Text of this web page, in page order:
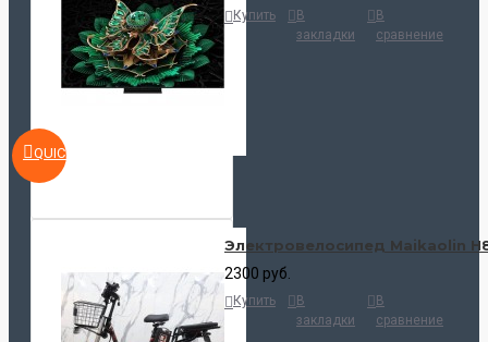
QUICKVIEW
Купить
В
закладки
В
сравнение
Электровелосипед Maikaolin
2300 руб.
Купить
В
закладки
В
сравнение